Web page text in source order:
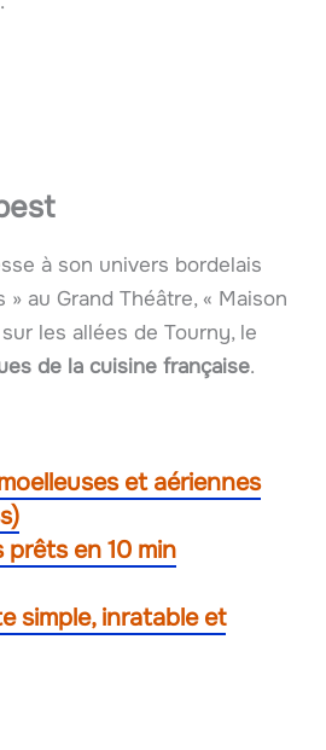
à son univers bordelais
au Grand Théâtre, « Maison
les allées de Tourny, le
de la cuisine française.
et aériennes
en 10 min
simple, inratable et